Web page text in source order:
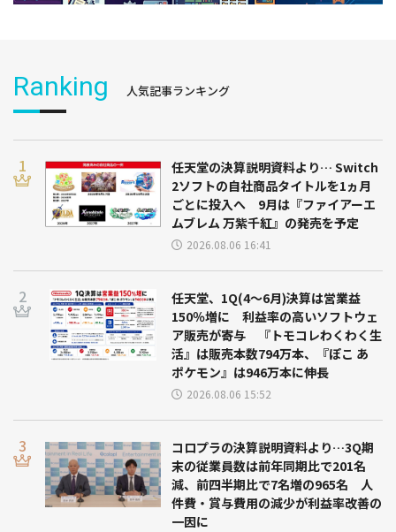
Ranking 人気記事ランキング
任天堂の決算説明資料より… Switch
2ソフトの自社商品タイトルを1ヵ月
ごとに投入へ 9月は『ファイアーエ
ムブレム 万紫千紅』の発売を予定
2026.08.06 16:41
任天堂、1Q(4～6月)決算は営業益
150％増に 利益率の高いソフトウェ
ア販売が寄与 『トモコレわくわく生
活』は販売本数794万本、『ぽこ あ
ポケモン』は946万本に伸長
2026.08.06 15:52
コロプラの決算説明資料より…3Q期
末の従業員数は前年同期比で201名
減、前四半期比で7名増の965名 人
件費・賞与費用の減少が利益率改善の
一因に